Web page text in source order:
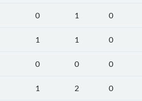
0 1
0
1 1
0
0 0
0
1 2
0